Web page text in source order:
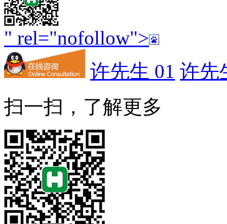
" rel="nofollow">
许先生 01 许先
扫一扫，了解更多